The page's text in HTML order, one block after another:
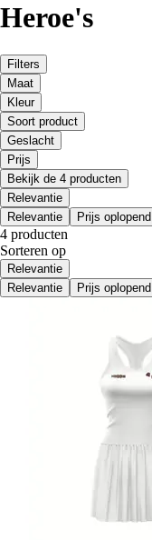
Heroe's
Filters
Maat
Kleur
Soort product
Geslacht
Prijs
Bekijk de 4 producten
Relevantie
Relevantie
Prijs oplopend
4 producten
Sorteren op
Relevantie
Relevantie
Prijs oplopend